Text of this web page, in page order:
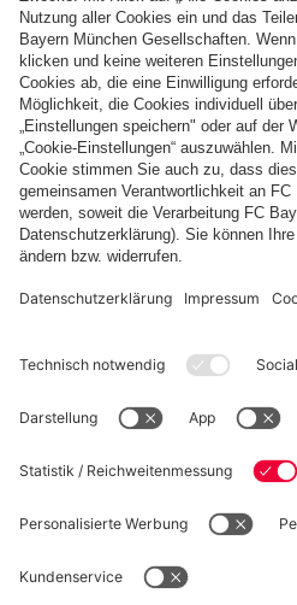
FRAUEN
Autogrammkarten
TICKETS
FCB
Frauen
FRAUEN
Alle
Videos
der
Frauenteams
des
FC
Bayern
MYFCBAYERN
Entdecke
deinen
persönlichen
Fanbereich
fcbayern.com Basketball Allianz